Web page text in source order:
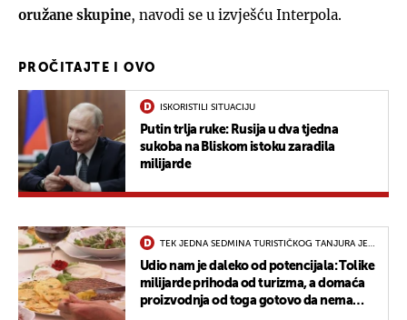
oružane skupine, navodi se u izvješću Interpola.
PROČITAJTE I OVO
ISKORISTILI SITUACIJU
Putin trlja ruke: Rusija u dva tjedna
sukoba na Bliskom istoku zaradila
milijarde
TEK JEDNA SEDMINA TURISTIČKOG TANJURA JE
Udio nam je daleko od potencijala: Tolike
milijarde prihoda od turizma, a domaća
proizvodnja od toga gotovo da nema